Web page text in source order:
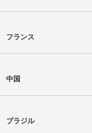
フランス
中国
ブラジル